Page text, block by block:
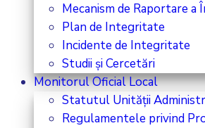
Mecanism de Raportare a
Plan de Integritate
Incidente de Integritate
Studii și Cercetări
Monitorul Oficial Local
Statutul Unității
Regulamentele privind